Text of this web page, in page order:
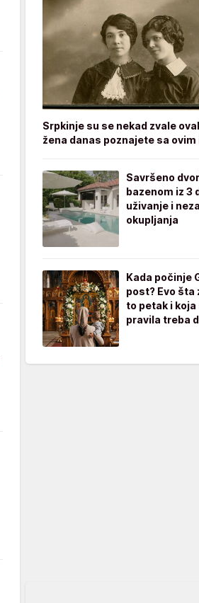
Srpkinje su se nekad zvale
žena danas poznajete sa
Savršeno
bazenom iz 3
uživanje i
okupljanja
Kada počinje
post? Evo šta
to petak i
pravila treba